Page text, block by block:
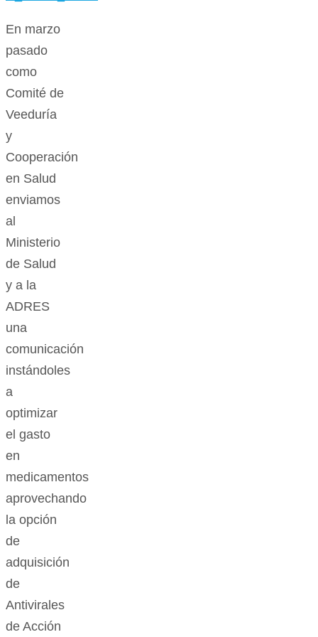
En marzo
pasado
como
Comité de
Veeduría
y
Cooperación
en Salud
enviamos
al
Ministerio
de Salud
y a la
ADRES
una
comunicación
instándoles
a
optimizar
el gasto
en
medicamentos
aprovechando
la opción
de
adquisición
de
Antivirales
de Acción